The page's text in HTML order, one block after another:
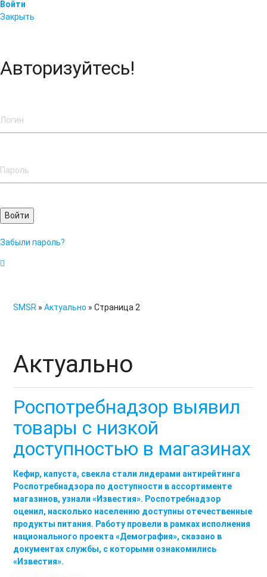
Войти
Закрыть
Авторизуйтесь!
Войти
Забыли пароль?
SMSR »Актуально » Страница 2
Актуально
Роспотребнадзор выявил
товары с низкой
доступностью в магазинах
Кефир, капуста, свекла стали лидерами антирейтинга
Роспотребнадзора по доступности в ассортименте
магазинов, узнали «Известия». Роспотребнадзор
оценил, насколько населению доступны отечественные
продукты питания. Работу провели в рамках исполнения
национального проекта «Демография», сказано в
документах службы, с которыми ознакомились
«Известия».